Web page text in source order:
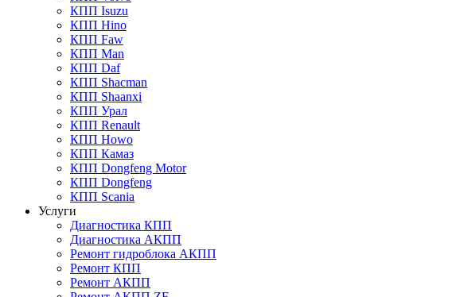
КПП Isuzu
КПП Hino
КПП Faw
КПП Man
КПП Daf
КПП Shacman
КПП Shaanxi
КПП Урал
КПП Renault
КПП Howo
КПП Камаз
КПП Dongfeng Motor
КПП Dongfeng
КПП Scania
Услуги
Диагностика КПП
Диагностика АКПП
Ремонт гидроблока АКПП
Ремонт КПП
Ремонт АКПП